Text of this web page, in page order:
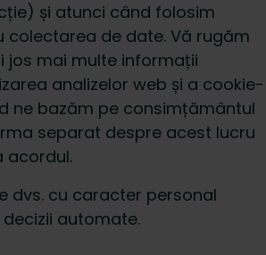
și atunci când folosim
colectarea de date. Vă rugăm
jos mai multe informații
analizelor web și a cookie-
ne bazăm pe consimțământul
separat despre acest lucru
acordul.
dvs. cu caracter personal
automate.